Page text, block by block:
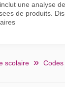
une analyse
de produits.
scolaire